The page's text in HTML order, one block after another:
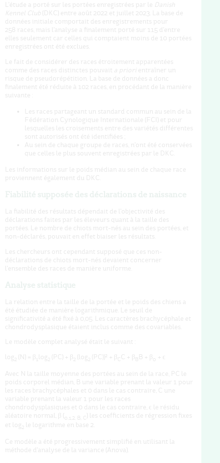
L'étude a porté sur les portées enregistrées par le Danish
Kennel Club (DKC) entre août 2022 et juillet 2023. La base de
données initiale comportait des enregistrements pour
258 races, mais l'analyse a finalement porté sur 115 d'entre
elles seulement car celles qui comptaient moins de 10 portées
enregistrées ont été exclues.
Le fait de considérer des races étroitement apparentées
comme des races distinctes pouvait
a priori entraîner un
risque de pseudorépétition. La base de données a donc
finalement été réduite à 102 races, en procédant de la manière
suivante :
Les races partageant un standard commun au sein de la
Fédération Cynologique Internationale (FCI) et pour
lesquelles les croisements entre des variétés différentes
sont autorisés ont été identifiées ;
Au sein de chaque groupe de races, n'ont été conservées
que celles le plus souvent enregistrées par le DKC.
Les informations sur le poids médian au sein de chaque race
proviennent également du DKC.
La fiabilité des résultats dépendait de l'objectivité des
déclarations faites par les éleveurs quant à la taille des
portées. Le nombre de chiots mort-nés au sein des portées, et
non-déclarés, pouvait en effet biaiser les résultats.
Les chercheurs ont cependant supposé que ces non-
déclarations de chiots mort-nés devaient concerner
l'ensemble des races de manière uniforme.
La relation entre la taille de la portée et le poids des chiens a
été étudiée de manière logarithmique. Le seuil de
significativité a été fixé à 0,05. Les caractères brachycéphale et
chondrodysplasique étaient inclus comme des covariables.
Le modèle complet analysé était le suivant :
log 2 (N) = β log 2 (PC) + β 2 (log 2 (PC))² + β C C + β B B + β 0 + ϵ
Avec N la taille moyenne des portées au sein de la race, PC le
poids corporel médian, B une variable prenant la valeur 1 pour
les races brachycéphales et 0 dans le cas contraire, C une
variable prenant la valeur 1 pour les races
chondrodysplasiques et 0 dans le cas contraire, ϵ le résidu
aléatoire normal, β ( 0,1,2, B, C ) les coefficients de régression fixes
et log2 le logarithme en base 2.
Ce modèle a été progressivement simplifié en utilisant la
méthode d'analyse de la variance (Anova).